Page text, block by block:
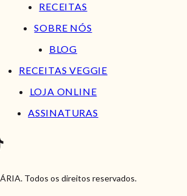
RECEITAS
SOBRE NÓS
BLOG
RECEITAS VEGGIE
LOJA ONLINE
ASSINATURAS
Todos os direitos reservados.